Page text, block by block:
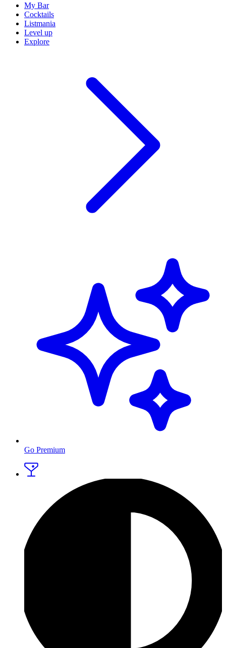
My Bar
Cocktails
Listmania
Level up
Explore
Go Premium